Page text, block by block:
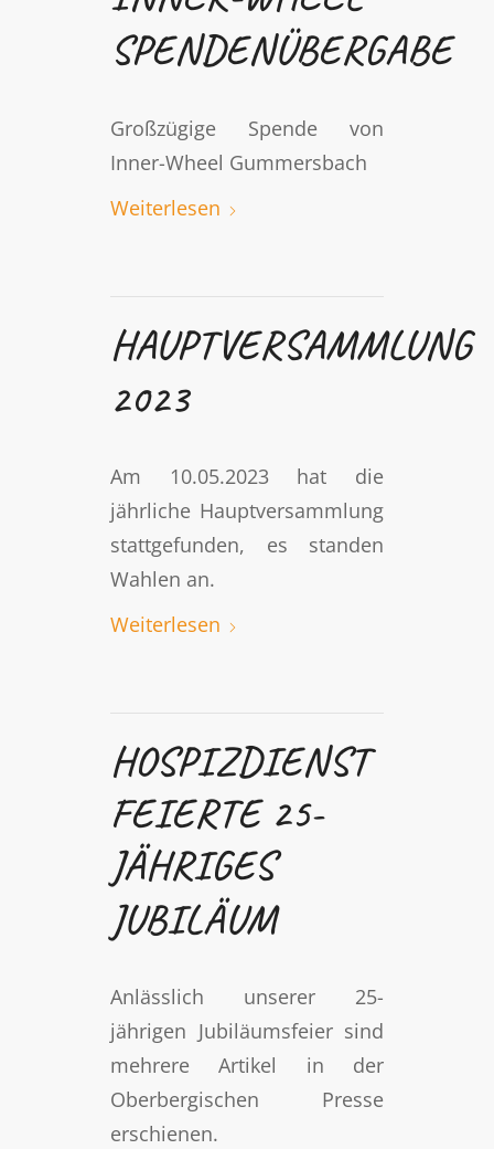
SPENDENÜBERGABE
Großzügige Spende von
Inner-Wheel Gummersbach
Weiterlesen
HAUPTVERSAMMLUNG
2023
Am 10.05.2023 hat die
jährliche Hauptversammlung
stattgefunden, es standen
Wahlen an.
Weiterlesen
HOSPIZDIENST
FEIERTE 25-
JÄHRIGES
JUBILÄUM
Anlässlich unserer 25-
jährigen Jubiläumsfeier sind
mehrere Artikel in der
Oberbergischen Presse
erschienen.